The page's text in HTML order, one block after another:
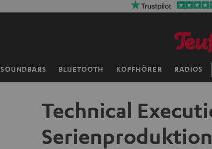
SOUNDBARS BLUETOOTH KOPFHÖRER RADIOS
Technical
Serienproduktion